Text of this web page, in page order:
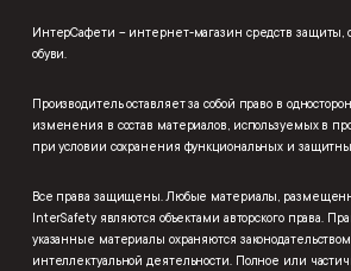
ИнтерСафети – интернет-магазин средств защиты,
обуви.
Производитель оставляет за собой право в
изменения в состав материалов, используемых в
при условии сохранения функциональных и
Все права защищены. Любые материалы,
InterSafety являются объектами авторского права.
указанные материалы охраняются
интеллектуальной деятельности. Полное или